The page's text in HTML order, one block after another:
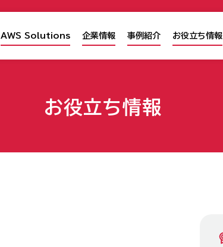
AWS Solutions 企業情報 事例紹介 お役立ち情報
お役立ち情報